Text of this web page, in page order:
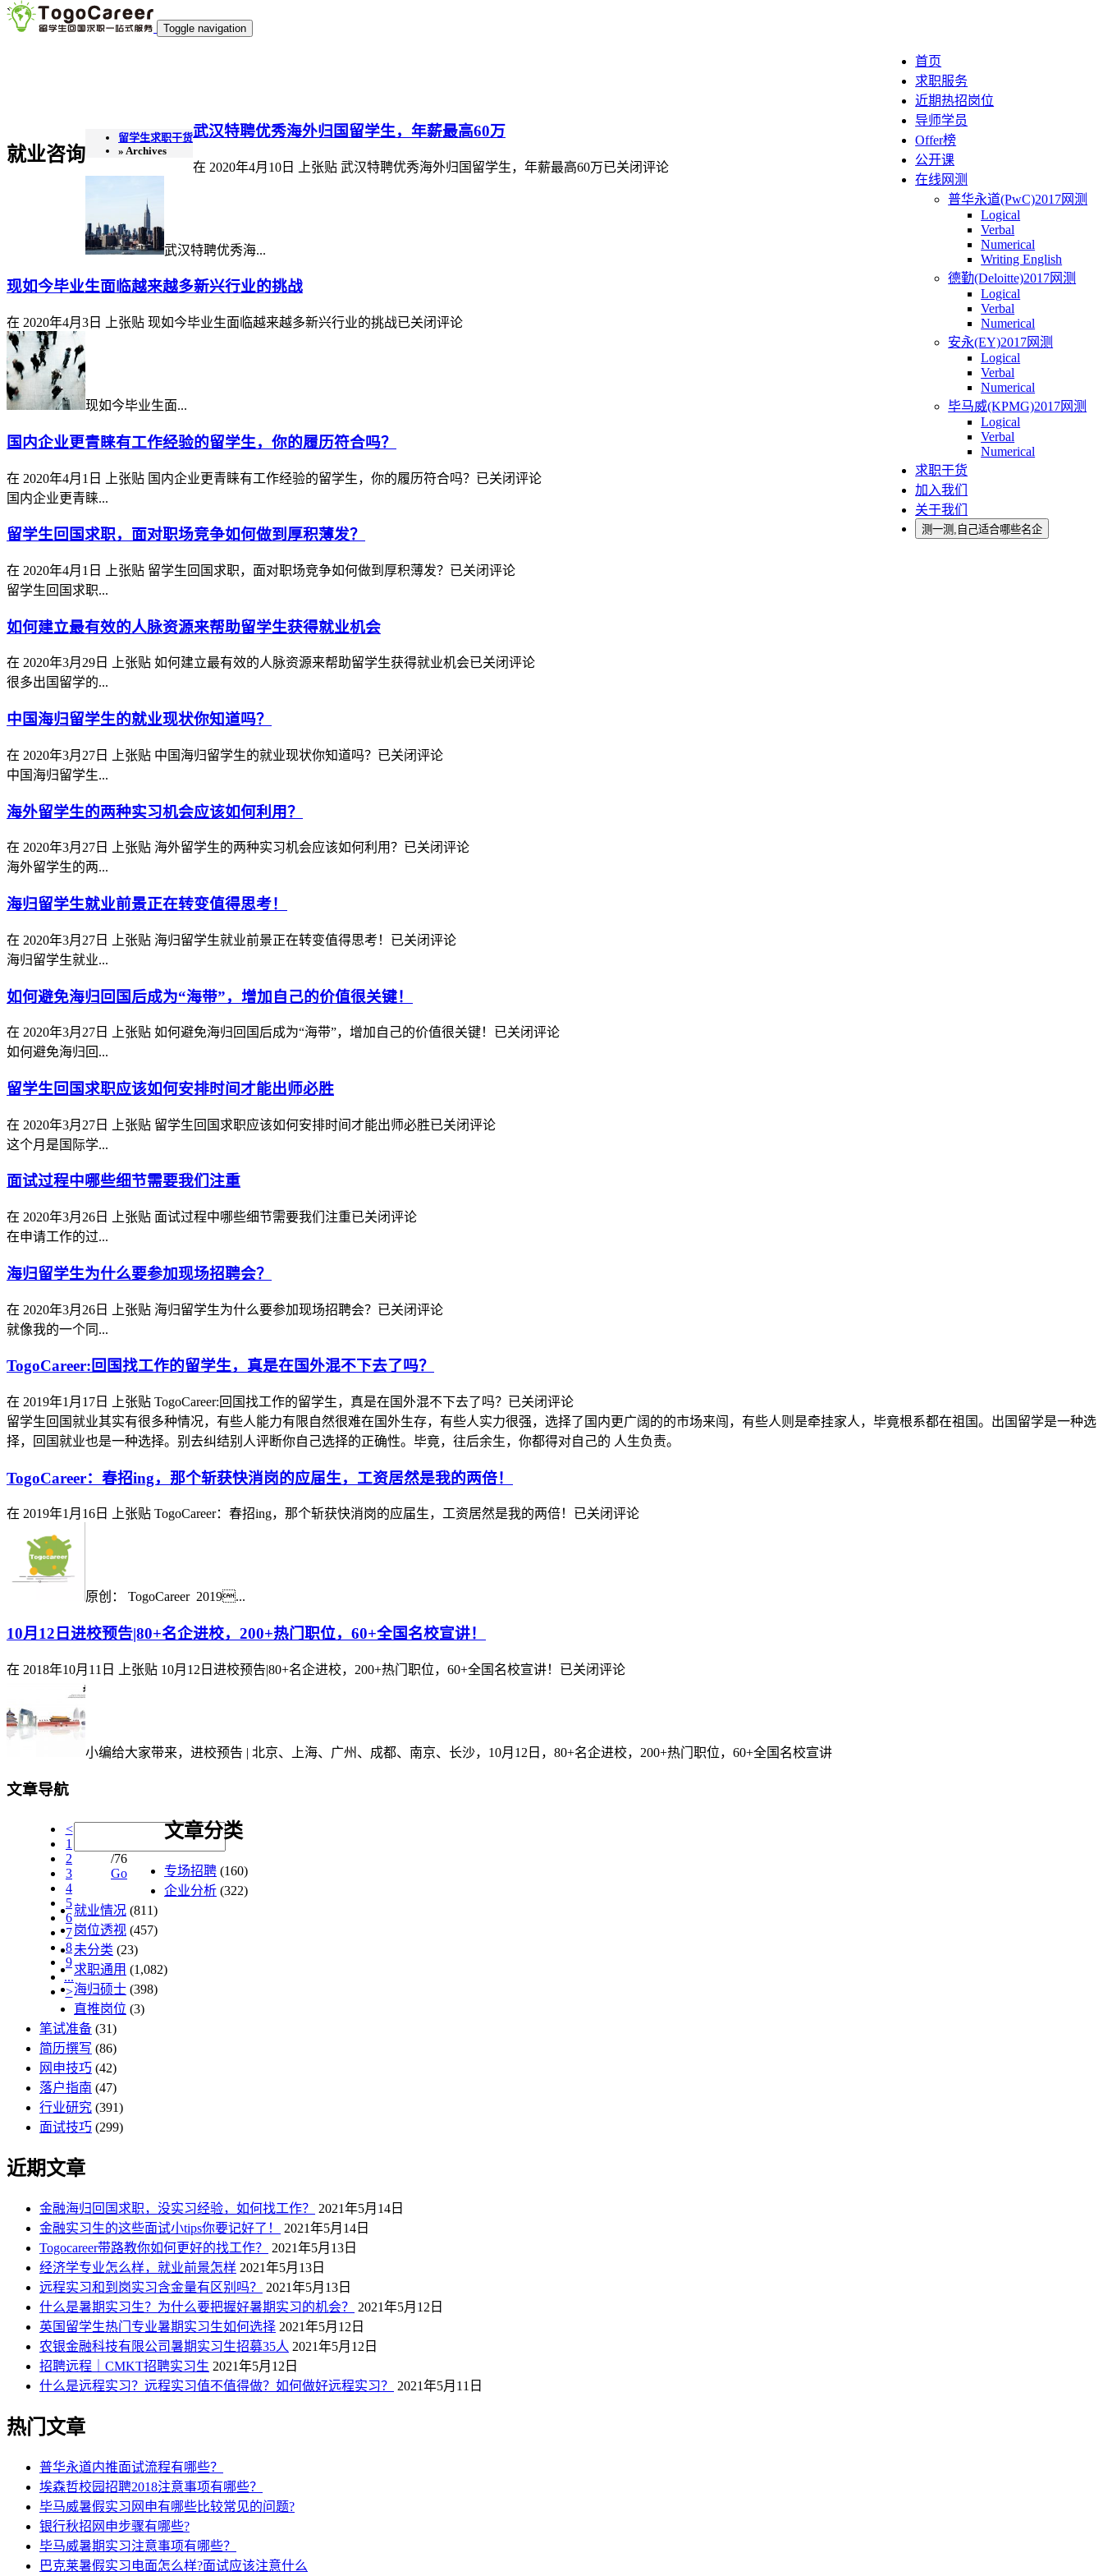
`
Toggle navigation
首页
求职服务
近期热招岗位
导师学员
Offer榜
公开课
在线网测
普华永道(PwC)2017网测
Logical
Verbal
Numerical
Writing English
德勤(Deloitte)2017网测
Logical
Verbal
Numerical
安永(EY)2017网测
Logical
Verbal
Numerical
毕马威(KPMG)2017网测
Logical
Verbal
Numerical
求职干货
加入我们
关于我们
测一测,自己适合哪些名企
就业咨询
留学生求职干货
» Archives
武汉特聘优秀海外归国留学生，年薪最高60万
在 2020年4月10日 上张贴 武汉特聘优秀海外归国留学生，年薪最高60万已关闭评论
武汉特聘优秀海...
现如今毕业生面临越来越多新兴行业的挑战
在 2020年4月3日 上张贴 现如今毕业生面临越来越多新兴行业的挑战已关闭评论
现如今毕业生面...
国内企业更青睐有工作经验的留学生，你的履历符合吗？
在 2020年4月1日 上张贴 国内企业更青睐有工作经验的留学生，你的履历符合吗？ 已关闭评论
国内企业更青睐...
留学生回国求职，面对职场竞争如何做到厚积薄发？
在 2020年4月1日 上张贴 留学生回国求职，面对职场竞争如何做到厚积薄发？ 已关闭评论
留学生回国求职...
如何建立最有效的人脉资源来帮助留学生获得就业机会
在 2020年3月29日 上张贴 如何建立最有效的人脉资源来帮助留学生获得就业机会已关闭评论
很多出国留学的...
中国海归留学生的就业现状你知道吗？
在 2020年3月27日 上张贴 中国海归留学生的就业现状你知道吗？ 已关闭评论
中国海归留学生...
海外留学生的两种实习机会应该如何利用？
在 2020年3月27日 上张贴 海外留学生的两种实习机会应该如何利用？ 已关闭评论
海外留学生的两...
海归留学生就业前景正在转变值得思考！
在 2020年3月27日 上张贴 海归留学生就业前景正在转变值得思考！ 已关闭评论
海归留学生就业...
如何避免海归回国后成为“海带”，增加自己的价值很关键！
在 2020年3月27日 上张贴 如何避免海归回国后成为“海带”，增加自己的价值很关键！ 已关闭评论
如何避免海归回...
留学生回国求职应该如何安排时间才能出师必胜
在 2020年3月27日 上张贴 留学生回国求职应该如何安排时间才能出师必胜已关闭评论
这个月是国际学...
面试过程中哪些细节需要我们注重
在 2020年3月26日 上张贴 面试过程中哪些细节需要我们注重已关闭评论
在申请工作的过...
海归留学生为什么要参加现场招聘会？
在 2020年3月26日 上张贴 海归留学生为什么要参加现场招聘会？ 已关闭评论
就像我的一个同...
TogoCareer:回国找工作的留学生，真是在国外混不下去了吗？
在 2019年1月17日 上张贴 TogoCareer:回国找工作的留学生，真是在国外混不下去了吗？ 已关闭评论
留学生回国就业其实有很多种情况，有些人能力有限自然很难在国外生存，有些人实力很强，选择了国内更广阔的的市场来闯，有些人则是牵挂家人，毕竟根系都在祖国。出国留学是一种选
择，回国就业也是一种选择。别去纠结别人评断你自己选择的正确性。毕竟，往后余生，你都得对自己的 人生负责。
TogoCareer：春招ing，那个斩获快消岗的应届生，工资居然是我的两倍！
在 2019年1月16日 上张贴 TogoCareer：春招ing，那个斩获快消岗的应届生，工资居然是我的两倍！ 已关闭评论
原创： TogoCareer 2019...
10月12日进校预告|80+名企进校，200+热门职位，60+全国名校宣讲！
在 2018年10月11日 上张贴 10月12日进校预告|80+名企进校，200+热门职位，60+全国名校宣讲！ 已关闭评论
小编给大家带来，进校预告 | 北京、上海、广州、成都、南京、长沙，10月12日，80+名企进校，200+热门职位，60+全国名校宣讲
文章导航
<
1
2
3
4
5
6
7
8
9
...
>
/76
Go
文章分类
专场招聘 (160)
企业分析 (322)
就业情况 (811)
岗位透视 (457)
未分类 (23)
求职通用 (1,082)
海归硕士 (398)
直推岗位 (3)
笔试准备 (31)
简历撰写 (86)
网申技巧 (42)
落户指南 (47)
行业研究 (391)
面试技巧 (299)
近期文章
金融海归回国求职，没实习经验，如何找工作？
2021年5月14日
金融实习生的这些面试小tips你要记好了！
2021年5月14日
Togocareer带路教你如何更好的找工作？
2021年5月13日
经济学专业怎么样，就业前景怎样 2021年5月13日
远程实习和到岗实习含金量有区别吗？
2021年5月13日
什么是暑期实习生？为什么要把握好暑期实习的机会？
2021年5月12日
英国留学生热门专业暑期实习生如何选择 2021年5月12日
农银金融科技有限公司暑期实习生招募35人 2021年5月12日
招聘远程｜CMKT招聘实习生 2021年5月12日
什么是远程实习？远程实习值不值得做？如何做好远程实习？
2021年5月11日
热门文章
普华永道内推面试流程有哪些？
埃森哲校园招聘2018注意事项有哪些？
毕马威暑假实习网申有哪些比较常见的问题?
银行秋招网申步骤有哪些?
毕马威暑期实习注意事项有哪些？
巴克莱暑假实习电面怎么样?面试应该注意什么